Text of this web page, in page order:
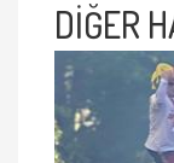
DİĞER